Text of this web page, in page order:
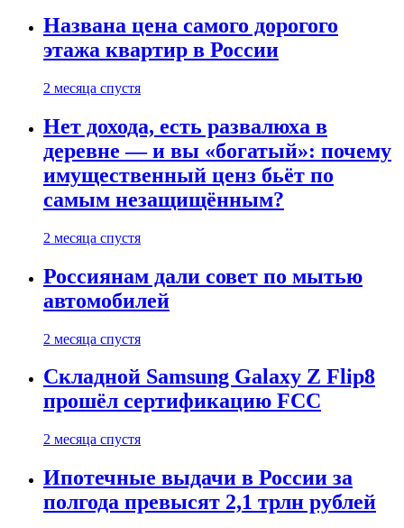
Названа цена самого дорогого
этажа квартир в России
2 месяца спустя
Нет дохода, есть развалюха в
деревне — и вы «богатый»: почему
имущественный ценз бьёт по
самым незащищённым?
2 месяца спустя
Россиянам дали совет по мытью
автомобилей
2 месяца спустя
Складной Samsung Galaxy Z Flip8
прошёл сертификацию FCC
2 месяца спустя
Ипотечные выдачи в России за
полгода превысят 2,1 трлн рублей